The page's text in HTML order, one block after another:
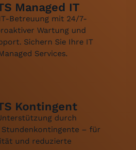
Managed IT
Betreuung mit 24/7-
Wartung und
. Sichern Sie Ihre IT
Services.
Kontingent
durch
– für
und reduzierte